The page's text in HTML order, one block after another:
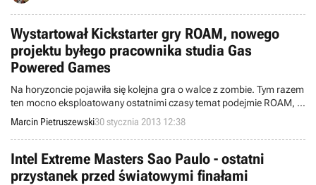
Wystartował Kickstarter gry ROAM, nowego
projektu byłego pracownika studia Gas
Powered Games
Na horyzoncie pojawiła się kolejna gra o walce z zombie. Tym razem
ten mocno eksploatowany ostatnimi czasy temat podejmie ROAM, w
którym zadaniem gracza będzie po prostu przeżycie w świecie
opanowanym przez nieumarłych. A wszystko to w konwencji
multiplayerowej gry akcji z elementami RPG, z widokiem
izometrycznym, dla maksymalnie czterech graczy.
Marcin Pietruszewski30 stycznia 2013 12:38
Intel Extreme Masters Sao Paulo - ostatni
przystanek przed światowymi finałami